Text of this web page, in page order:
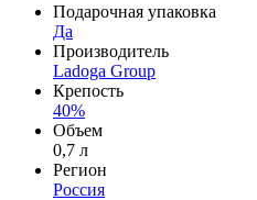
Подарочная упаковка
Да
Производитель
Ladoga Group
Крепость
40%
Объем
0,7 л
Регион
Россия